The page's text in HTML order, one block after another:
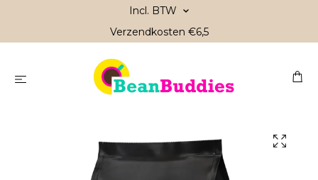
Incl. BTW
Verzendkosten €6,5